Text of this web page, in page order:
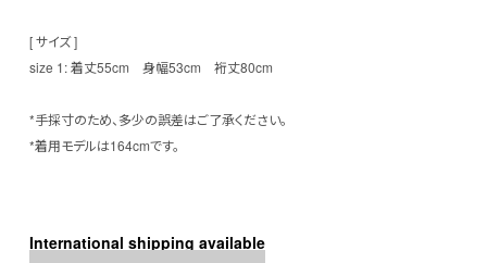
[ サイズ ]
size 1: 着丈55cm 身幅53cm 裄丈80cm
*手採寸のため、多少の誤差はご了承ください。
*着用モデルは164cmです。
International shipping available